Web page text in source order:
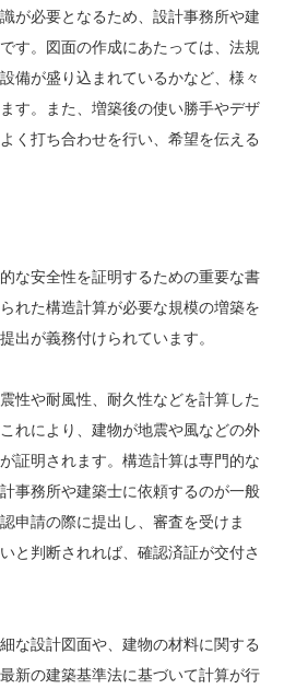
が必要となるため、設計事務所や建
す。図面の作成にあたっては、法規
備が盛り込まれているかなど、様々
す。また、増築後の使い勝手やデザ
く打ち合わせを行い、希望を伝える
な安全性を証明するための重要な書
れた構造計算が必要な規模の増築を
出が義務付けられています。
性や耐風性、耐久性などを計算した
れにより、建物が地震や風などの外
証明されます。構造計算は専門的な
事務所や建築士に依頼するのが一般
申請の際に提出し、審査を受けま
と判断されれば、確認済証が交付さ
な設計図面や、建物の材料に関する
新の建築基準法に基づいて計算が行